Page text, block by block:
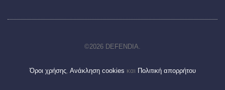
©2026 DEFENDIA.
Όροι χρήσης, Ανάκληση cookies και Πολιτική απορρήτου